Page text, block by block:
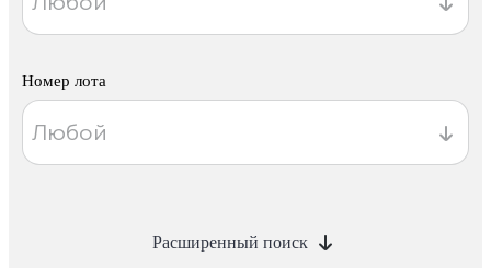
Номер лота
Расширенный поиск